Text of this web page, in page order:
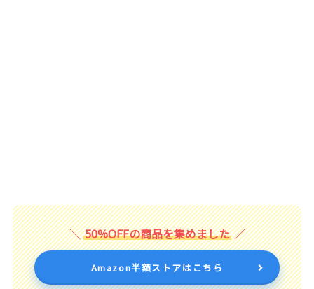
50%OFFの商品を集めました
Amazon半額ストアはこちら